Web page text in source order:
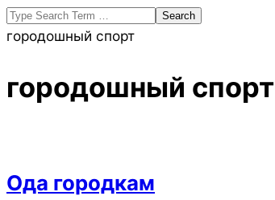
Search
городошный спорт
городошный спорт
Ода городкам